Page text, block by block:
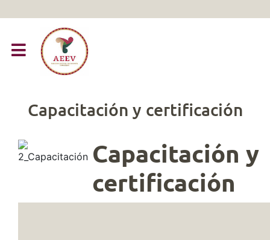
Capacitación y certificación
Capacitación y
certificación